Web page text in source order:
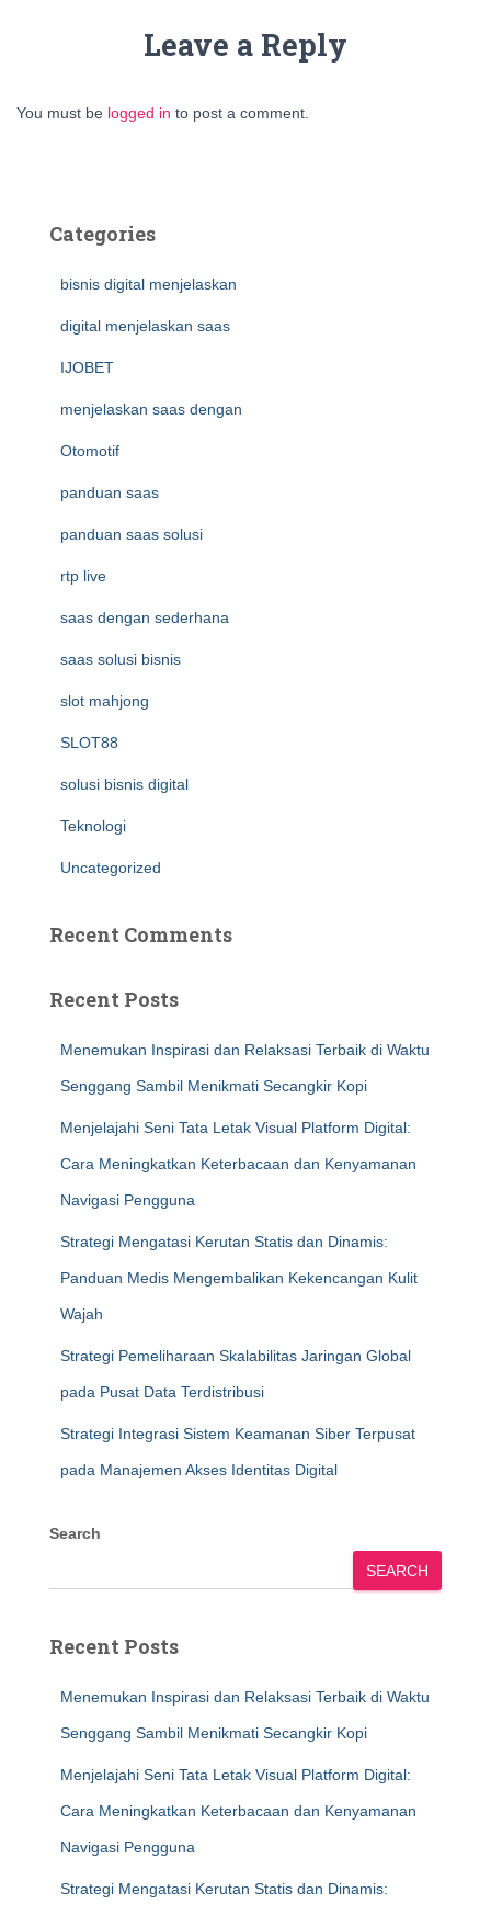
Leave a Reply
You must be logged in to post a comment.
Categories
bisnis digital menjelaskan
digital menjelaskan saas
IJOBET
menjelaskan saas dengan
Otomotif
panduan saas
panduan saas solusi
rtp live
saas dengan sederhana
saas solusi bisnis
slot mahjong
SLOT88
solusi bisnis digital
Teknologi
Uncategorized
Recent Comments
Recent Posts
Menemukan Inspirasi dan Relaksasi Terbaik di Waktu
Senggang Sambil Menikmati Secangkir Kopi
Menjelajahi Seni Tata Letak Visual Platform Digital:
Cara Meningkatkan Keterbacaan dan Kenyamanan
Navigasi Pengguna
Strategi Mengatasi Kerutan Statis dan Dinamis:
Panduan Medis Mengembalikan Kekencangan Kulit
Wajah
Strategi Pemeliharaan Skalabilitas Jaringan Global
pada Pusat Data Terdistribusi
Strategi Integrasi Sistem Keamanan Siber Terpusat
pada Manajemen Akses Identitas Digital
Search
SEARCH
Recent Posts
Menemukan Inspirasi dan Relaksasi Terbaik di Waktu
Senggang Sambil Menikmati Secangkir Kopi
Menjelajahi Seni Tata Letak Visual Platform Digital:
Cara Meningkatkan Keterbacaan dan Kenyamanan
Navigasi Pengguna
Strategi Mengatasi Kerutan Statis dan Dinamis: